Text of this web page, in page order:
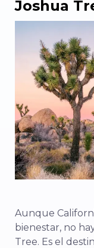
Joshua
Aunque
bienestar, no
Tree. Es el